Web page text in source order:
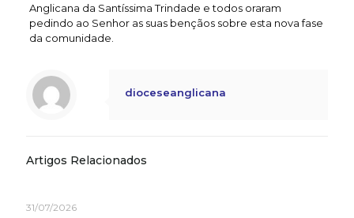
Anglicana da Santíssima Trindade e todos oraram
pedindo ao Senhor as suas bençãos sobre esta nova fase
da comunidade.
dioceseanglicana
Artigos Relacionados
31/07/2026